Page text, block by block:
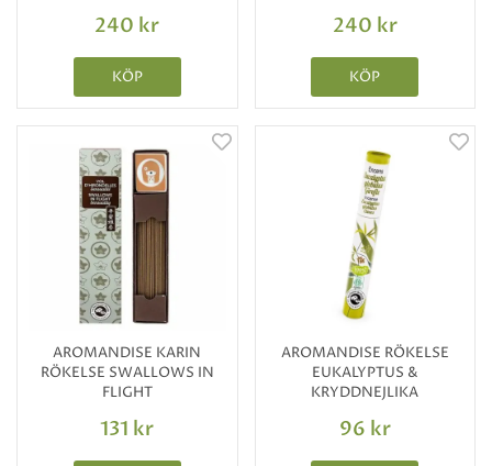
240 kr
KÖP
240 kr
KÖP
AROMANDISE KARIN
RÖKELSE SWALLOWS IN
FLIGHT
131 kr
AROMANDISE RÖKELSE
EUKALYPTUS &
KRYDDNEJLIKA
96 kr